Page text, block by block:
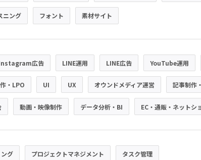
ニング フォント 素材サイト
広告 LINE運用 LINE広告 YouTube運用
・LPO UI UX オウンドメディア運営 記事制作
動画・映像制作 データ分析・BI EC・通販・ネットシ
グ プロジェクトマネジメント タスク管理